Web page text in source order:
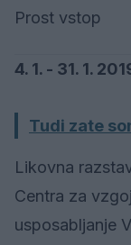
Prost vstop
4. 1. - 31. 1.
Tudi zate
Likovna
Centra za
usposabljanje